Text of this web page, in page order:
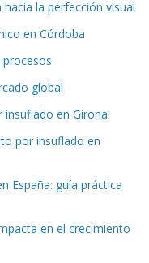
hacia la perfección visual
en Córdoba
procesos
global
en Girona
por insuflado en
España: guía práctica
en el crecimiento